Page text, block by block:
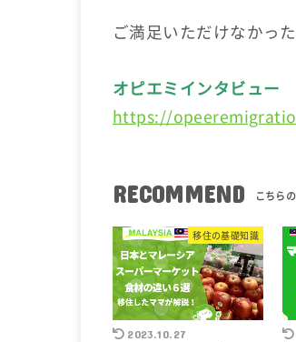
ご満足いただけなかっ
オピエミインタビュー
https://
RECOMMEND
移住の基礎知識
2023.10.27